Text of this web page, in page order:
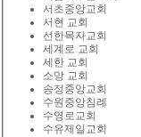
서초중앙교회
서현 교회
선한목자교회
세계로 교회
세한 교회
소망 교회
송정중앙교회
수원중앙침례
수영로교회
수유제일교회